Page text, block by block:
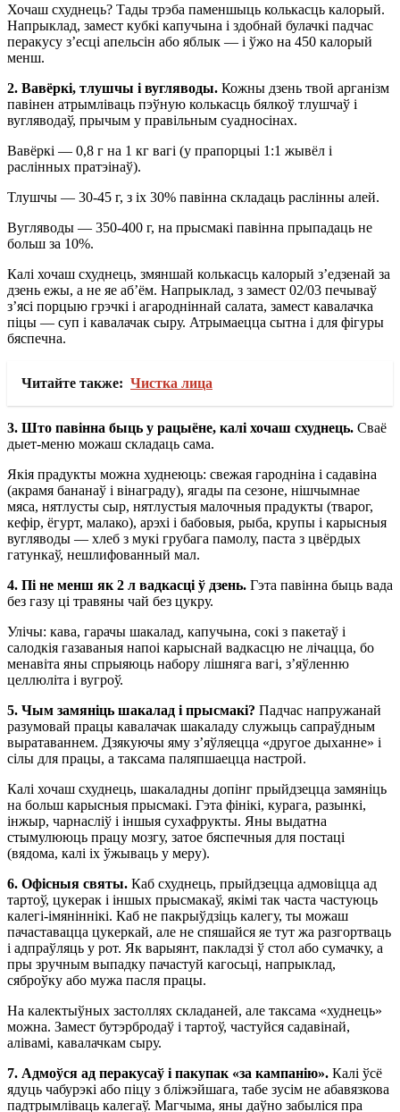
Хочаш схуднець? Тады трэба паменшыць колькасць калорый.
Напрыклад, замест кубкі капучына і здобнай булачкі падчас
перакусу з’есці апельсін або яблык — і ўжо на 450 калорый
менш.
2. Вавёркі, тлушчы і вугляводы. Кожны дзень твой арганізм
павінен атрымліваць пэўную колькасць бялкоў тлушчаў і
вугляводаў, прычым у правільным суадносінах.
Вавёркі — 0,8 г на 1 кг вагі (у прапорцыі 1:1 жывёл і
раслінных пратэінаў).
Тлушчы — 30-45 г, з іх 30% павінна складаць раслінны алей.
Вугляводы — 350-400 г, на прысмакі павінна прыпадаць не
больш за 10%.
Калі хочаш схуднець, змяншай колькасць калорый з’едзенай за
дзень ежы, а не яе аб’ём. Напрыклад, з замест 02/03 печываў
з’ясі порцыю грэчкі і агародніннай салата, замест кавалачка
піцы — суп і кавалачак сыру. Атрымаецца сытна і для фігуры
бяспечна.
Читайте также: Чистка лица
3. Што павінна быць у рацыёне, калі хочаш схуднець. Сваё
дыет-меню можаш складаць сама.
Якія прадукты можна худнеюць: свежая гародніна і садавіна
(акрамя бананаў і вінаграду), ягады па сезоне, нішчымнае
мяса, нятлусты сыр, нятлустыя малочныя прадукты (тварог,
кефір, ёгурт, малако), арэхі і бабовыя, рыба, крупы і карысныя
вугляводы — хлеб з мукі грубага памолу, паста з цвёрдых
гатункаў, нешлифованный мал.
4. Пі не менш як 2 л вадкасці ў дзень. Гэта павінна быць вада
без газу ці травяны чай без цукру.
Улічы: кава, гарачы шакалад, капучына, сокі з пакетаў і
салодкія газаваныя напоі карыснай вадкасцю не лічацца, бо
менавіта яны спрыяюць набору лішняга вагі, з’яўленню
целлюліта і вугроў.
5. Чым замяніць шакалад і прысмакі? Падчас напружанай
разумовай працы кавалачак шакаладу служыць сапраўдным
выратаваннем. Дзякуючы яму з’яўляецца «другое дыханне» і
сілы для працы, а таксама паляпшаецца настрой.
Калі хочаш схуднець, шакаладны допінг прыйдзецца замяніць
на больш карысныя прысмакі. Гэта фінікі, курага, разынкі,
інжыр, чарнасліў і іншыя сухафрукты. Яны выдатна
стымулююць працу мозгу, затое бяспечныя для постаці
(вядома, калі іх ўжываць у меру).
6. Офісныя святы. Каб схуднець, прыйдзецца адмовіцца ад
тартоў, цукерак і іншых прысмакаў, якімі так часта частуюць
калегі-імяніннікі. Каб не пакрыўдзіць калегу, ты можаш
пачаставацца цукеркай, але не спяшайся яе тут жа разгортваць
і адпраўляць у рот. Як варыянт, пакладзі ў стол або сумачку, а
пры зручным выпадку пачастуй кагосьці, напрыклад,
сяброўку або мужа пасля працы.
На калектыўных застоллях складаней, але таксама «худнець»
можна. Замест бутэрбродаў і тартоў, частуйся садавінай,
алівамі, кавалачкам сыру.
7. Адмоўся ад перакусаў і пакупак «за кампанію». Калі ўсё
ядуць чабурэкі або піцу з бліжэйшага, табе зусім не абавязкова
падтрымліваць калегаў. Магчыма, яны даўно забыліся пра